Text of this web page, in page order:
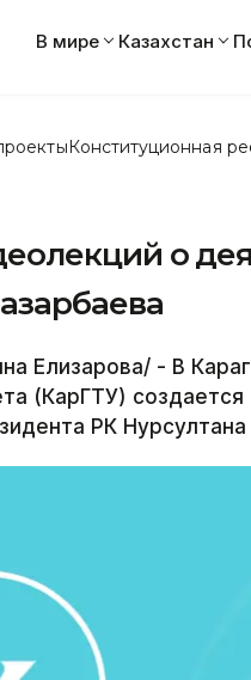
В мире Казахстан
Конституционная
о
Елизарова/ - В
(КарГТУ) создается
РК